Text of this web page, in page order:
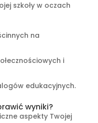
szkoły w oczach
na
i
edukacyjnych.
wyniki?
aspekty Twojej